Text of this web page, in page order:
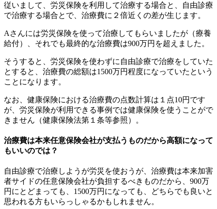
従いまして、労災保険を利用して治療する場合と、自由診療
で治療する場合とで、治療費に２倍近くの差が生じます。
Aさんには労災保険を使って治療してもらいましたが（療養
給付）、それでも最終的な治療費は900万円を超えました。
そうすると、労災保険を使わずに自由診療で治療をしていた
とすると、治療費の総額は1500万円程度になっていたという
ことになります。
なお、健康保険における治療費の点数計算は１点10円です
が、労災保険が利用できる事例では健康保険を使うことがで
きません（健康保険法第１条等参照）。
治療費は本来任意保険会社が支払うものだから高額になって
もいいのでは？
自由診療で治療しようが労災を使おうが、治療費は本来加害
者サイドの任意保険会社が負担するべきものだから、900万
円にとどまっても、1500万円になっても、どちらでも良いと
思われる方もいらっしゃるかもしれません。